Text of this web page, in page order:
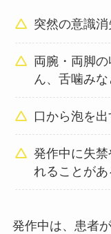
突然の意識消
両腕・両脚
ん、舌噛み
口から泡を
発作中に失
れることがあ
発作中は、患者